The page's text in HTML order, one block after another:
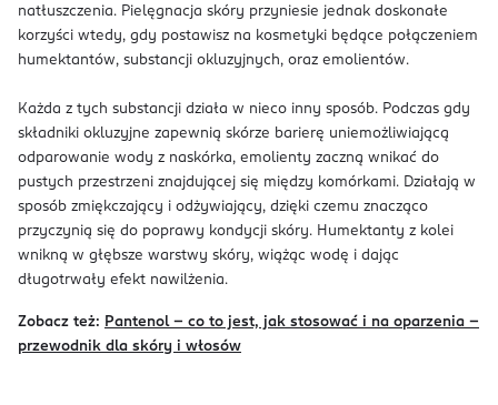
natłuszczenia. Pielęgnacja skóry przyniesie jednak doskonałe
korzyści wtedy, gdy postawisz na kosmetyki będące połączeniem
humektantów, substancji okluzyjnych, oraz emolientów.
Każda z tych substancji działa w nieco inny sposób. Podczas gdy
składniki okluzyjne zapewnią skórze barierę uniemożliwiającą
odparowanie wody z naskórka, emolienty zaczną wnikać do
pustych przestrzeni znajdującej się między komórkami. Działają w
sposób zmiękczający i odżywiający, dzięki czemu znacząco
przyczynią się do poprawy kondycji skóry. Humektanty z kolei
wnikną w głębsze warstwy skóry, wiążąc wodę i dając
długotrwały efekt nawilżenia.
Zobacz też: Pantenol – co to jest, jak stosować i na oparzenia –
przewodnik dla skóry i włosów